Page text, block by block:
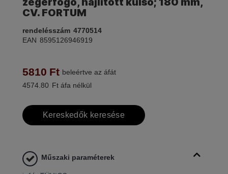
CV. FORTUM
rendelésszám 4770514
EAN 8595126946919
5810 Ft beleértve az áfát
4574.80 Ft áfa nélkül
Kereskedők keresése
Műszaki paraméterek